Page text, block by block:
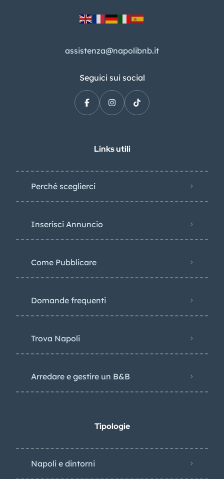
assistenza@napolibnb.it
Seguici sui social
Links utili
Perché sceglierci
Inserisci Annuncio
Come Pubblicare
Domande frequenti
Trova Napoli
Arredare e gestire un B&B
Tipologie
Napoli e dintorni